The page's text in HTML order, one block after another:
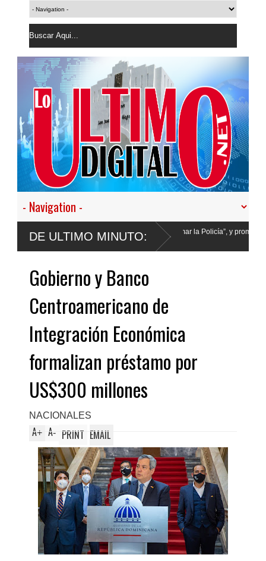
DE ULTIMO MINUTO:
a desistir en nuestro empeño de transformar la Policía”, y promete cero
Gobierno y Banco
Centroamericano de
Integración Económica
formalizan préstamo por
US$300 millones
NACIONALES
A+ A- PRINT EMAIL